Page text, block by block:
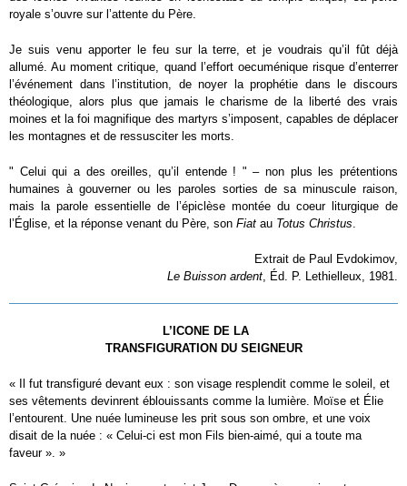
royale s’ouvre sur l’attente du Père.
Je suis venu apporter le feu sur la terre, et je voudrais qu’il fût déjà
allumé. Au moment critique, quand l’effort oecuménique risque d’enterrer
l’événement dans l’institution, de noyer la prophétie dans le discours
théologique, alors plus que jamais le charisme de la liberté des vrais
moines et la foi magnifique des martyrs s’imposent, capables de déplacer
les montagnes et de ressusciter les morts.
" Celui qui a des oreilles, qu’il entende ! " – non plus les prétentions
humaines à gouverner ou les paroles sorties de sa minuscule raison,
mais la parole essentielle de l’épiclèse montée du coeur liturgique de
l’Église, et la réponse venant du Père, son Fiat au Totus Christus.
Extrait de Paul Evdokimov,
Le Buisson ardent, Éd. P. Lethielleux, 1981.
L’ICONE DE LA
TRANSFIGURATION DU SEIGNEUR
« Il fut transfiguré devant eux : son visage resplendit comme le soleil, et
ses vêtements devinrent éblouissants comme la lumière. Moïse et Élie
l’entourent. Une nuée lumineuse les prit sous son ombre, et une voix
disait de la nuée : « Celui-ci est mon Fils bien-aimé, qui a toute ma
faveur ». »